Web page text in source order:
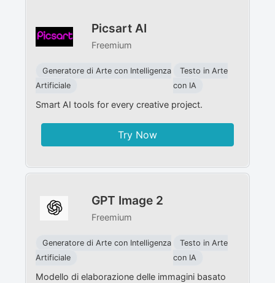
Picsart AI
Freemium
Generatore di Arte con Intelligenza
Artificiale
Testo in Arte
con IA
Smart AI tools for every creative project.
Try Now
GPT Image 2
Freemium
Generatore di Arte con Intelligenza
Artificiale
Testo in Arte
con IA
Modello di elaborazione delle immagini basato